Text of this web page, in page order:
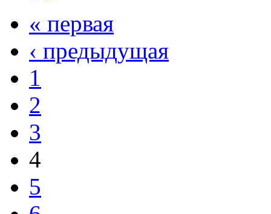
« первая
‹ предыдущая
1
2
3
4
5